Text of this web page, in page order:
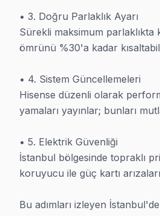
İstanbul adreslerinde
Pratikte gözlemlediğimiz: Güç
İstanbul'de parça değişimi bu
İstanbul bölgesindeki Hisense TV
Arıza Türü
Ekran / Panel Değişimi
• 3. Doğru Parlaklık Ayarı
Sürekli maksimum parlaklıkta
ömrünü %30'a kadar
• 4. Sistem Güncellemeleri
Hisense düzenli olarak
yamaları yayınlar; bunları
• 5. Elektrik Güvenliği
İstanbul bölgesinde topraklı
koruyucu ile güç kartı
Bu adımları izleyen